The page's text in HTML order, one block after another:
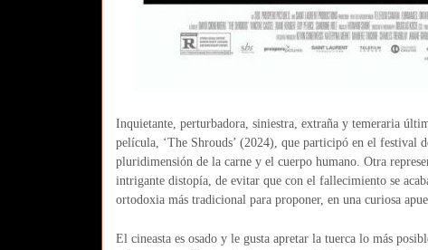
Inquietante, perturbadora, siniestra, extraña y temeraria
película, ‘The Shrouds’ (2024), que participó en el festival
pluridimensión de la carne y el cuerpo humano. Otra
intrigante distopía, de evitar que con el fallecimiento se
ortodoxia más tradicional para proponer, en una curiosa
El cineasta es osado y le gusta apretar la tuerca lo más